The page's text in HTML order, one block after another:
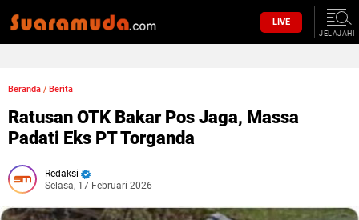
LIVE
JELAJAHI
Beranda / Berita
Ratusan OTK Bakar Pos Jaga, Massa
Padati Eks PT Torganda‎
Redaksi
Selasa, 17 Februari 2026